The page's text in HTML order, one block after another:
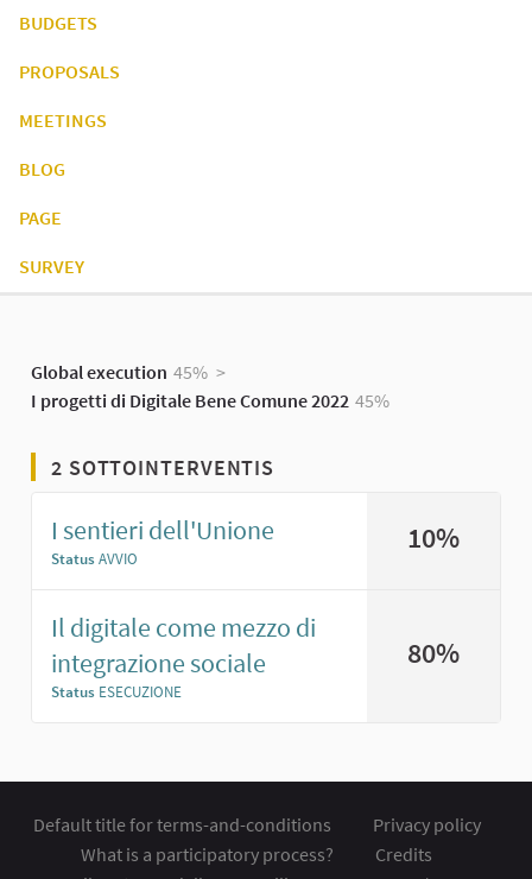
BUDGETS
PROPOSALS
MEETINGS
BLOG
PAGE
SURVEY
Global execution 45% >
I progetti di Digitale Bene Comune 2022 45%
2 SOTTOINTERVENTIS
I sentieri dell'Unione
StatusAVVIO
10%
Il digitale come mezzo di
integrazione sociale
Status ESECUZIONE
80%
Default title for terms-and-conditions
Privacy policy
What is a participatory process?
Credits